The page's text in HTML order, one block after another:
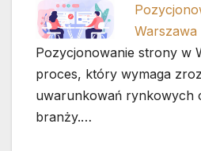
Warszawa
Pozycjonowanie strony w
proces, który wymaga
uwarunkowań rynkowych
branży.…